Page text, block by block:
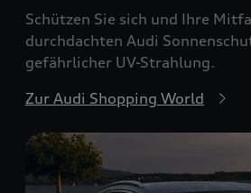
Schützen Sie sich und Ihre
durchdachten Audi
gefährlicher UV-Strahlung.
Zur Audi Shopping World